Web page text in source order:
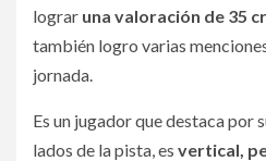
lograr una valoración de 35
también logro varias
jornada.
Es un jugador que destaca por
lados de la pista, es vertical,